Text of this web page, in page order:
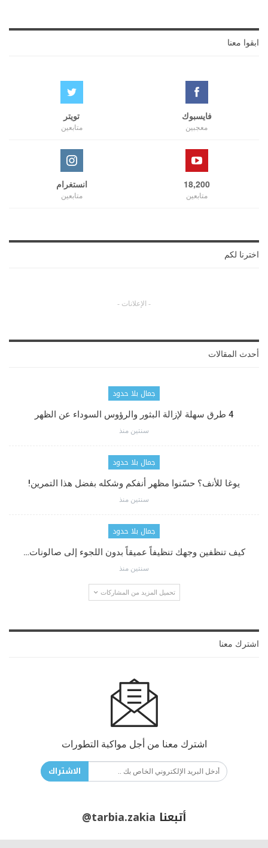
ابقوا معنا
فايسبوك
معجبين
تويتر
متابعين
18,200
متابعين
انستغرام
متابعين
اخترنا لكم
- الإعلانات -
أحدث المقالات
جمال بلا حدود
4 طرق سهلة لإزالة البثور والرؤوس السوداء عن الظهر
سنتين منذ
جمال بلا حدود
يوغا للأنف؟ حسّنوا مظهر أنفكم وشكله بفضل هذا التمرين!
سنتين منذ
جمال بلا حدود
كيف تنظفين وجهك تنظيفاً عميقاً بدون اللجوء إلى صالونات…
سنتين منذ
تحميل المزيد من المشاركات
اشترك معنا
اشترك معنا من أجل مواكبة التطورات
الاشتراك
أتبعنا @tarbia.zakia